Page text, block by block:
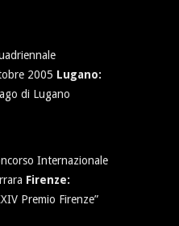
2005 Lugano:
di Lugano
Internazionale
Firenze:
Premio Firenze”